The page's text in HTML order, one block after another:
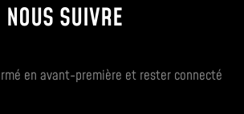
NOUS SUIVRE
en avant-première et rester connecté